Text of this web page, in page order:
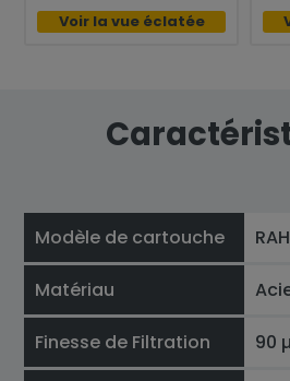
Voir la vue éclatée
Modèle de cartouche
Matériau
Finesse de Filtration 90 µ